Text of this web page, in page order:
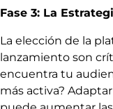
Fase 3: La
La elección de la
lanzamiento son
encuentra tu
más activa?